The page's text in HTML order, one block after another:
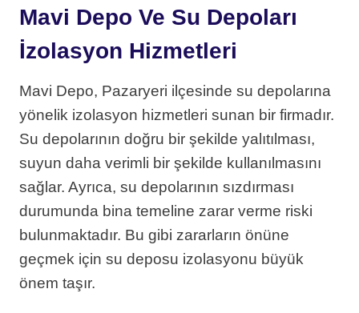
Mavi Depo Ve Su Depoları
İzolasyon Hizmetleri
Mavi Depo, Pazaryeri ilçesinde su depolarına
yönelik izolasyon hizmetleri sunan bir firmadır.
Su depolarının doğru bir şekilde yalıtılması,
suyun daha verimli bir şekilde kullanılmasını
sağlar. Ayrıca, su depolarının sızdırması
durumunda bina temeline zarar verme riski
bulunmaktadır. Bu gibi zararların önüne
geçmek için su deposu izolasyonu büyük
önem taşır.